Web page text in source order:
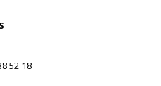
52 18